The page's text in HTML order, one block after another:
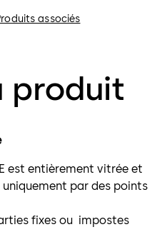
associés
produit
est entièrement vitrée et
par des points
fixes ou impostes